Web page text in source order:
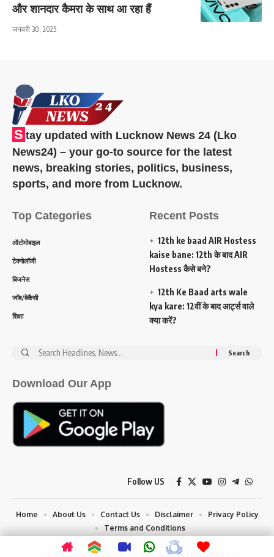
और शानदार कैमरा के साथ आ रहा हैं
जनवरी 30, 2025
S tay updated with Lucknow News 24 (Lko
News24) – your go-to source for the latest
news, breaking stories, politics, business,
sports, and more from Lucknow.
Top Categories
ऑटोमोबाइल
टेक्नोलॉजी
बिजनेस
जॉब/वेकैंसी
शिक्षा
Recent Posts
12th ke baad AIR Hostess
kaise bane: 12th के बाद AIR
Hostess कैसे बने?
12th Ke Baad arts wale
kya kare: 12वीं के बाद आर्ट्स वाले
क्या करें?
Search
Download Our App
Follow US
Home About Us Contact Us Disclaimer
Privacy Policy
Terms and Conditions